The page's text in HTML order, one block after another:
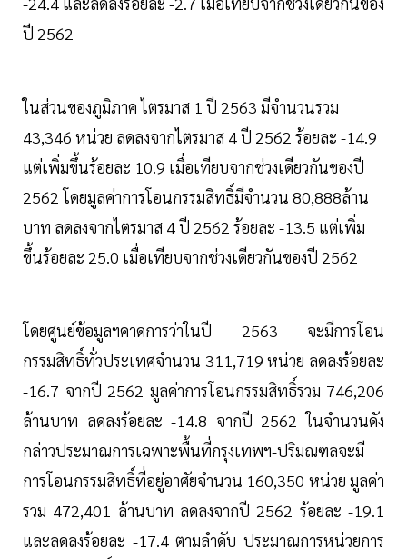
ปี 2562
ในส่วนของภูมิภาค ไตรมาส 1 ปี 2563 มีจำนวนรวม
43,346 หน่วย ลดลงจากไตรมาส 4 ปี 2562 ร้อยละ -14.9
แต่เพิ่มขึ้นร้อยละ 10.9 เมื่อเทียบจากช่วงเดียวกันของปี
2562 โดยมูลค่าการโอนกรรมสิทธิ์มีจำนวน 80,888ล้าน
บาท ลดลงจากไตรมาส 4 ปี 2562 ร้อยละ -13.5 แต่เพิ่ม
ขึ้นร้อยละ 25.0 เมื่อเทียบจากช่วงเดียวกันของปี 2562
โดยศูนย์ข้อมูลฯคาดการว่าในปี 2563 จะมีการโอน
กรรมสิทธิ์ทั่วประเทศจำนวน 311,719 หน่วย ลดลงร้อยละ
-16.7 จากปี 2562 มูลค่าการโอนกรรมสิทธิ์รวม 746,206
ล้านบาท ลดลงร้อยละ -14.8 จากปี 2562 ในจำนวนดัง
กล่าวประมาณการเฉพาะพื้นที่กรุงเทพฯ-ปริมณฑลจะมี
การโอนกรรมสิทธิ์ที่อยู่อาศัยจำนวน 160,350 หน่วย มูลค่า
รวม 472,401 ล้านบาท ลดลงจากปี 2562 ร้อยละ -19.1
และลดลงร้อยละ -17.4 ตามลำดับ ประมาณการหน่วยการ